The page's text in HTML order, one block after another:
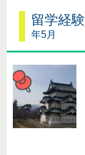
留学経
年5月